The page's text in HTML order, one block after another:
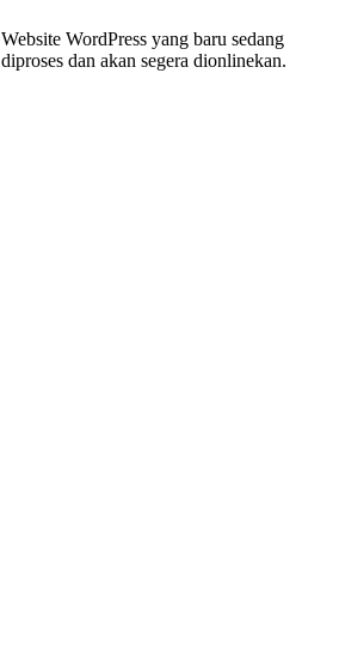
Website WordPress yang baru sedang
diproses dan akan segera dionlinekan.